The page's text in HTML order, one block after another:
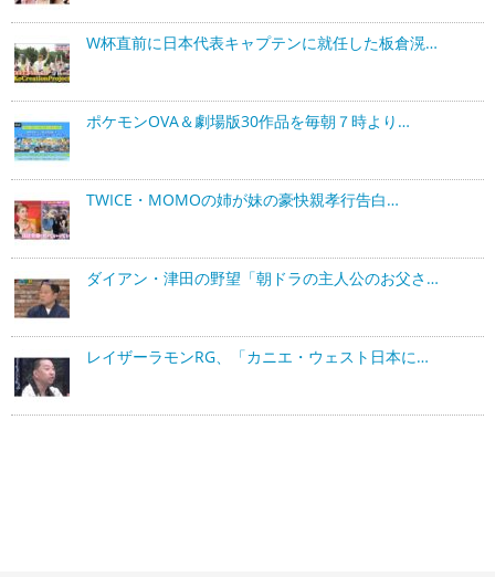
W杯直前に日本代表キャプテンに就任した板倉滉…
ポケモンOVA＆劇場版30作品を毎朝７時より…
TWICE・MOMOの姉が妹の豪快親孝行告白…
ダイアン・津田の野望「朝ドラの主人公のお父さ…
レイザーラモンRG、「カニエ・ウェスト日本に…